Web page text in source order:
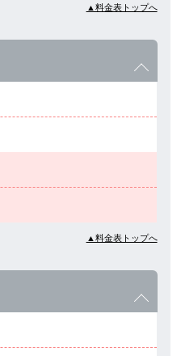
▲料金表トップへ
▲料金表トップへ